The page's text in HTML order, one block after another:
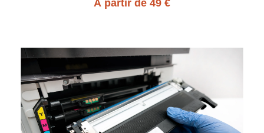
À partir de 49 €